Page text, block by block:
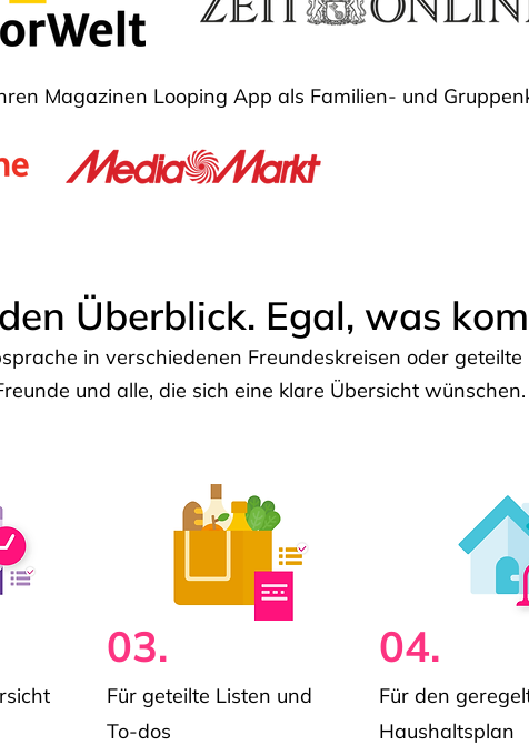
Magazinen Looping App als Familien- und
Überblick. Egal, was
in verschiedenen Freundeskreisen oder geteilte
und alle, die sich eine klare Übersicht wünschen.
03.
Für geteilte Listen und
To-dos
04.
Für den
Haushaltsplan